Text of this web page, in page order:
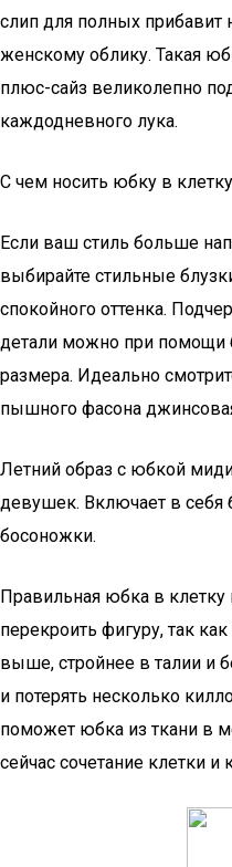
слип для полных прибавит
женскому облику. Такая
плюс-сайз великолепно
каждодневного лука.
С чем носить юбку в
Если ваш стиль больше
выбирайте стильные
спокойного оттенка.
детали можно при помощи
размера. Идеально
пышного фасона
Летний образ с юбкой
девушек. Включает в
босоножки.
Правильная юбка в
перекроить фигуру, так
выше, стройнее в талии и
и потерять несколько
поможет юбка из ткани в
сейчас сочетание клетки и